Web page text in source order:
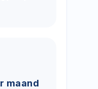
maand